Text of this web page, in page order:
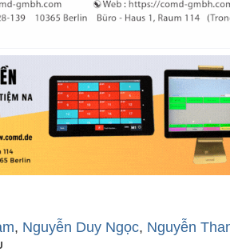
, Nguyễn Duy Ngọc, Nguyễn